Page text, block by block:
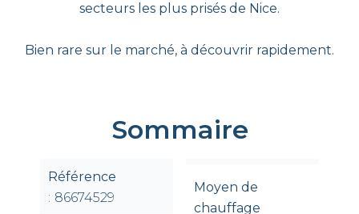
secteurs les plus prisés de Nice.
Bien rare sur le marché, à découvrir rapidement.
Sommaire
Référence
86674529
Moyen de
chauffage